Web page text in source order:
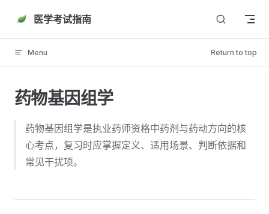
Skip to content
医学考试指南
Menu Return to top
药物基因组学
药物基因组学是执业药师资格中药剂与药动方向的核
心考点，复习时应掌握定义、适用场景、判断依据和
常见干扰项。